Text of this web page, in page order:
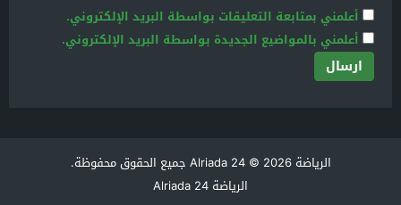
أعلمني بمتابعة التعليقات بواسطة البريد الإلكتروني.
أعلمني بالمواضيع الجديدة بواسطة البريد الإلكتروني.
الرياضة Alriada 24© 2026 جميع الحقوق محفوظة.
الرياضة Alriada 24